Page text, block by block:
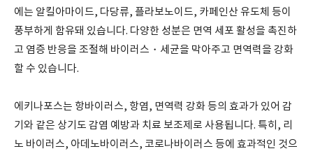
에는 알킬아마이드, 다당류, 플라보노이드, 카페인산 유도체 등이
풍부하게 함유돼 있습니다. 다양한 성분은 면역 세포 활성을 촉진하
고 염증 반응을 조절해 바이러스・세균을 막아주고 면역력을 강화
할 수 있습니다.
에키나포스는 항바이러스, 항염, 면역력 강화 등의 효과가 있어 감
기와 같은 상기도 감염 예방과 치료 보조제로 사용됩니다. 특히, 리
노 바이러스, 아데노바이러스, 코로나바이러스 등에 효과적인 것으